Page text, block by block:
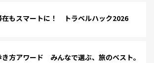
在もスマートに！ トラベルハック2026
方アワード みんなで選ぶ、旅のベスト。